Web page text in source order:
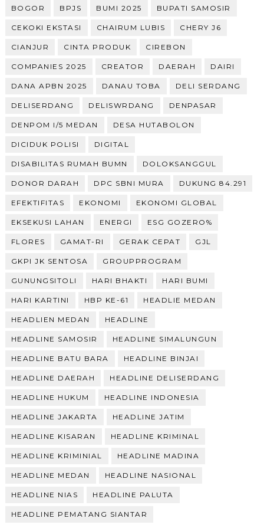
BOGOR BPJS BUMI 2025 BUPATI SAMOSIR
CEKOKI EKSTASI CHAIRUM LUBIS CHERY J6
CIANJUR CINTA PRODUK CIREBON
COMPANIES 2025 CREATOR DAERAH DAIRI
DANA APBN 2025 DANAU TOBA DELI SERDANG
DELISERDANG DELISWRDANG DENPASAR
DENPOM I/5 MEDAN DESA HUTABOLON
DICIDUK POLISI DIGITAL
DISABILITAS RUMAH BUMN DOLOKSANGGUL
DONOR DARAH DPC SBNI MURA DUKUNG 84.291
EFEKTIFITAS EKONOMI EKONOMI GLOBAL
EKSEKUSI LAHAN ENERGI ESG GOZERO%
FLORES GAMAT-RI GERAK CEPAT GJL
GKPI JK SENTOSA GROUPPROGRAM
GUNUNGSITOLI HARI BHAKTI HARI BUMI
HARI KARTINI HBP KE-61 HEADLIE MEDAN
HEADLIEN MEDAN HEADLINE
HEADLINE SAMOSIR HEADLINE SIMALUNGUN
HEADLINE BATU BARA HEADLINE BINJAI
HEADLINE DAERAH HEADLINE DELISERDANG
HEADLINE HUKUM HEADLINE INDONESIA
HEADLINE JAKARTA HEADLINE JATIM
HEADLINE KISARAN HEADLINE KRIMINAL
HEADLINE KRIMINIAL HEADLINE MADINA
HEADLINE MEDAN HEADLINE NASIONAL
HEADLINE NIAS HEADLINE PALUTA
HEADLINE PEMATANG SIANTAR